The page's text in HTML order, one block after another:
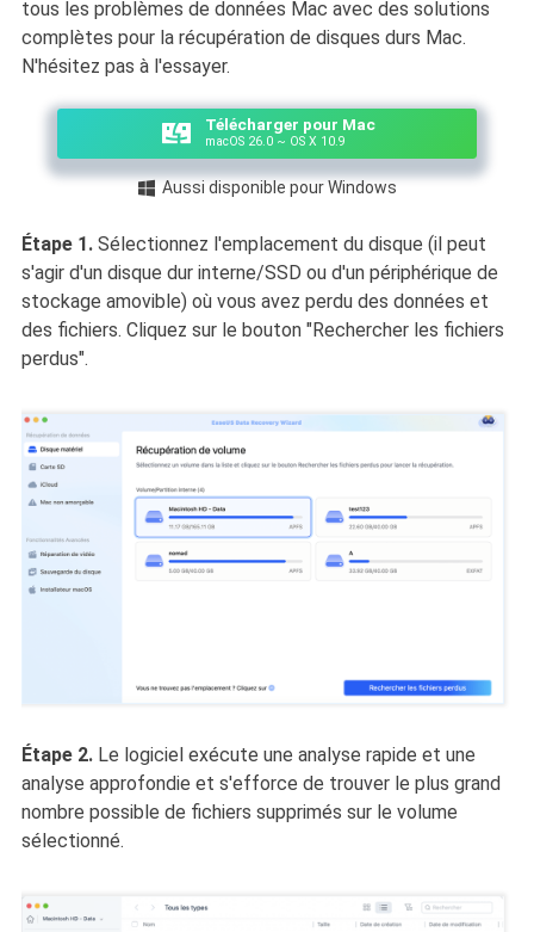
tous les problèmes de données Mac avec des solutions
complètes pour la récupération de disques durs Mac.
N'hésitez pas à l'essayer.
Télécharger pour Mac
macOS 26.0 ~ OS X 10.9
 Aussi disponible pour Windows
Étape 1. Sélectionnez l'emplacement du disque (il peut
s'agir d'un disque dur interne/SSD ou d'un périphérique de
stockage amovible) où vous avez perdu des données et
des fichiers. Cliquez sur le bouton "Rechercher les fichiers
perdus".
Étape 2. Le logiciel exécute une analyse rapide et une
analyse approfondie et s'efforce de trouver le plus grand
nombre possible de fichiers supprimés sur le volume
sélectionné.